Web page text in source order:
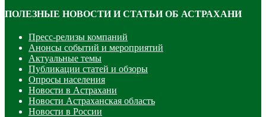
ПОЛЕЗНЫЕ НОВОСТИ И СТАТЬИ ОБ АСТРАХАНИ
Пресс-релизы компаний
Анонсы событий и мероприятий
Актуальные темы
Публикации статей и обзоры
Опросы населения
Новости в Астрахани
Новости Астраханская область
Новости в России